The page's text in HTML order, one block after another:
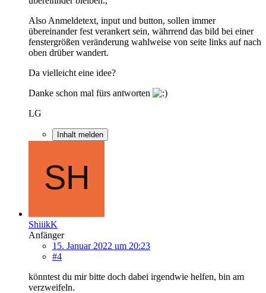
Also Anmeldetext, input und button, sollen immer
übereinander fest verankert sein, währrend das bild bei einer
fenstergrößen veränderung wahlweise von seite links auf nach
oben drüber wandert.
Da vielleicht eine idee?
Danke schon mal fürs antworten
LG
Inhalt melden
ShiiikK
Anfänger
15. Januar 2022 um 20:23
#4
könntest du mir bitte doch dabei irgendwie helfen, bin am
verzweifeln.